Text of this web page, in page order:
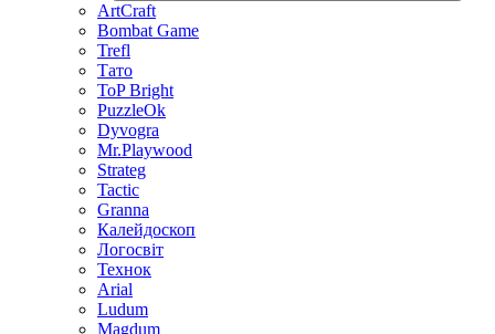
ArtCraft
Bombat Game
Trefl
Тато
ToP Bright
PuzzleOk
Dyvogra
Mr.Playwood
Strateg
Tactic
Granna
Калейдоскоп
Логосвіт
Технок
Arial
Ludum
Magdum